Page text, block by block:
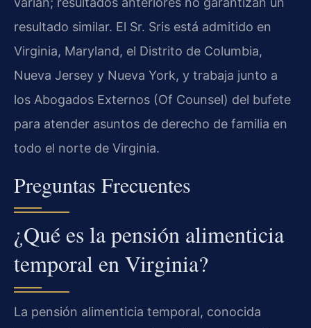
resultado similar. El Sr. Sris está admitido en
Virginia, Maryland, el Distrito de Columbia,
Nueva Jersey y Nueva York, y trabaja junto a
los Abogados Externos (Of Counsel) del bufete
para atender asuntos de derecho de familia en
todo el norte de Virginia.
Preguntas Frecuentes
¿Qué es la pensión alimenticia
temporal en Virginia?
La pensión alimenticia temporal, conocida